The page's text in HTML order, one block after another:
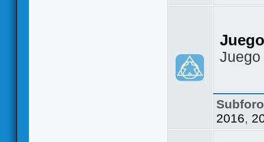
2016,